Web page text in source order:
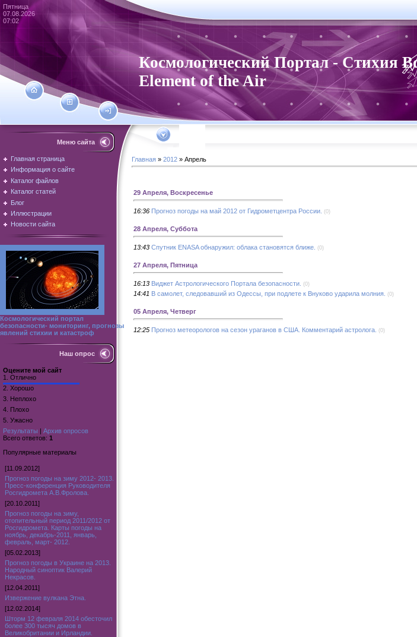
Пятница
07.08.2026
07:02
Космологический Портал - Стихия
Element of the Air
Меню сайта
Главная страница
Информация о сайте
Каталог файлов
Каталог статей
Блог
Иллюстрации
Новости сайта
Космологический портал
безопасности- мониторинг, прогнозы
явлений стихии и катастроф
Наш опрос
Оцените мой сайт
1. Отлично
2. Хорошо
3. Неплохо
4. Плохо
5. Ужасно
Результаты | Архив опросов
Всего ответов: 1
Популярные материалы
[11.09.2012]
Прогноз погоды на зиму 2012- 2013.
Пресс-конференция Руководителя
Росгидромета А.В.Фролова.
[20.10.2011]
Прогноз погоды на зиму,
отопительный период 2011/2012 от
Росгидромета. Карты погоды на
ноябрь, декабрь-2011, январь,
февраль, март- 2012.
[05.02.2013]
Прогноз погоды в Украине на 2013.
Народный синоптик Валерий
Некрасов.
[12.04.2011]
Извержение вулкана Этна.
[12.02.2014]
Шторм 12 февраля 2014 обесточил
более 300 тысяч домов в
Великобритании и Ирландии.
Главная » 2012 » Апрель
29 Апреля, Воскресенье
16:36 Прогноз погоды на май 2012 от Гидрометцентра России. (0)
28 Апреля, Суббота
13:43 Спутник ENASA обнаружил: облака становятся ближе. (0)
27 Апреля, Пятница
16:13 Виджет Астрологического Портала безопасности. (0)
14:41 В самолет, следовавший из Одессы, при подлете к Внуково ударила молния. (0)
05 Апреля, Четверг
12:25 Прогноз метеорологов на сезон ураганов в США. Комментарий астролога. (0)